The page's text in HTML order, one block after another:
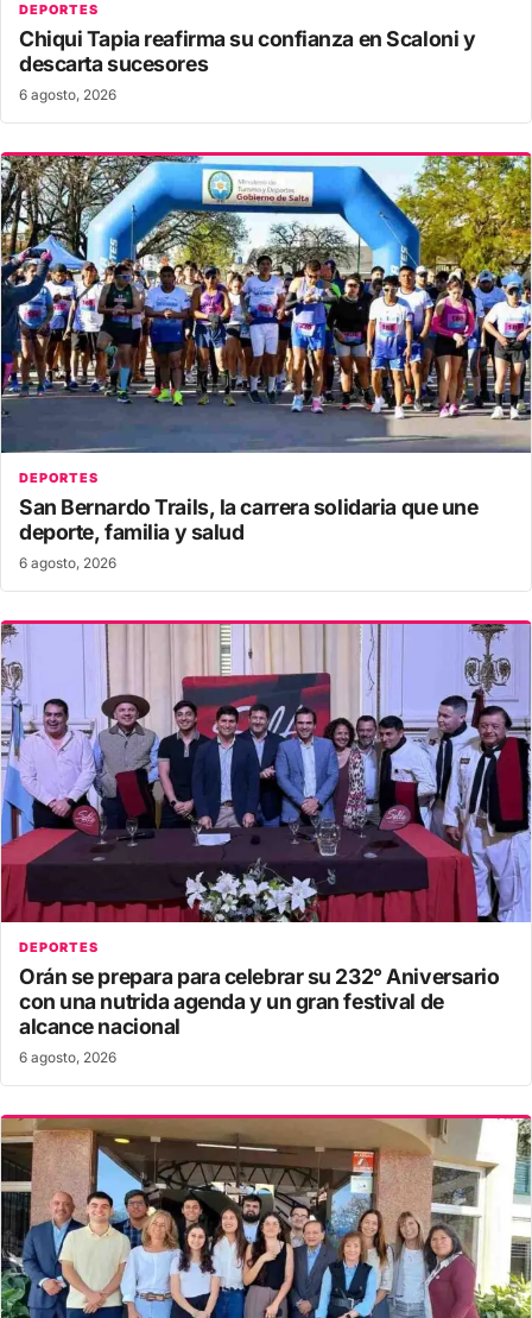
DEPORTES
Chiqui Tapia reafirma su confianza en Scaloni y
descarta sucesores
6 agosto, 2026
DEPORTES
San Bernardo Trails, la carrera solidaria que une
deporte, familia y salud
6 agosto, 2026
DEPORTES
Orán se prepara para celebrar su 232° Aniversario
con una nutrida agenda y un gran festival de
alcance nacional
6 agosto, 2026